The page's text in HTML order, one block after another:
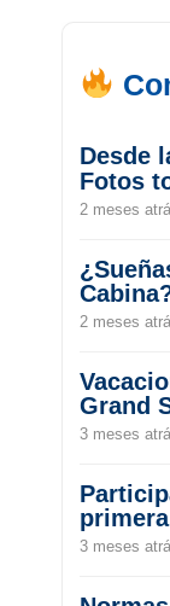
Desde
Fotos
2 meses
2 meses
Grand
3 meses
3 meses